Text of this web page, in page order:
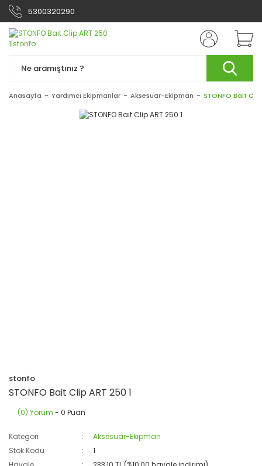
5300320290
Anasayfa Yardımcı Ekipmanlar Aksesuar-Ekipman STONFO Bait
stonfo
STONFO Bait Clip ART 250 1
(0) Yorum - 0 Puan
Kategori
Aksesuar-Ekipman
Stok Kodu
1